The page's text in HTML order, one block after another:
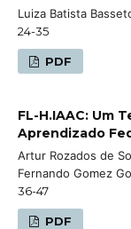
Luiza Batista
24-35
PDF
FL-H.IAAC: Um
Aprendizado
Artur Rozados de
Fernando Gomez
36-47
PDF